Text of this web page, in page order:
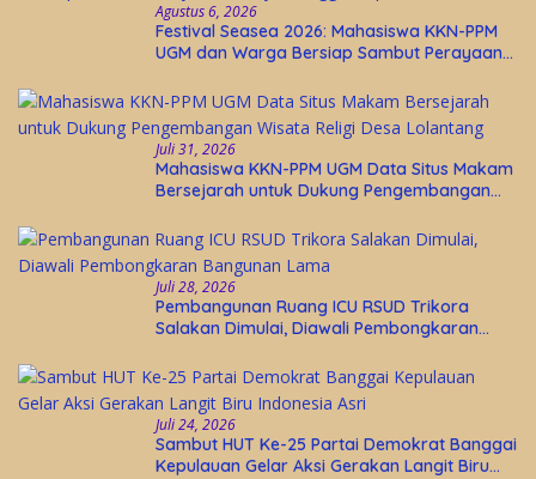
Agustus 6, 2026
Festival Seasea 2026: Mahasiswa KKN-PPM
UGM dan Warga Bersiap Sambut Perayaan
Juli 31, 2026
Mahasiswa KKN-PPM UGM Data Situs Makam
Bersejarah untuk Dukung Pengembangan
Juli 28, 2026
Pembangunan Ruang ICU RSUD Trikora
Salakan Dimulai, Diawali Pembongkaran
Juli 24, 2026
Sambut HUT Ke-25 Partai Demokrat Banggai
Kepulauan Gelar Aksi Gerakan Langit Biru